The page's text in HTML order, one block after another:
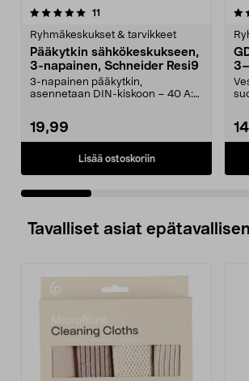
11
Ryhmäkeskukset & tarvikkeet
Pääkytkin sähkökeskukseen,
3-napainen, Schneider Resi9
3-napainen pääkytkin,
asennetaan DIN-kiskoon – 40 A:n
19,99
Lisää ostoskoriin
4.5 viidestä
Tavalliset asiat